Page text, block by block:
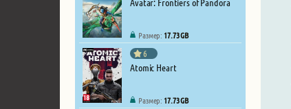
Размер: 17.73 GB
6
Atomic Heart
Размер: 17.73 GB